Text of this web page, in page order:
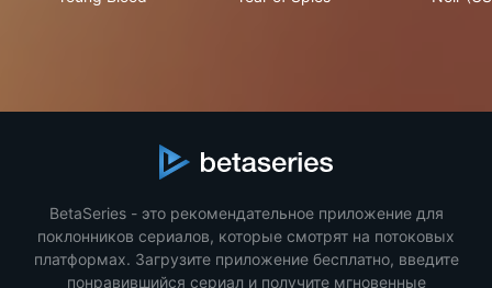
BetaSeries - это рекомендательное приложение для
поклонников сериалов, которые смотрят на потоковых
платформах. Загрузите приложение бесплатно, введите
понравившийся сериал и получите мгновенные